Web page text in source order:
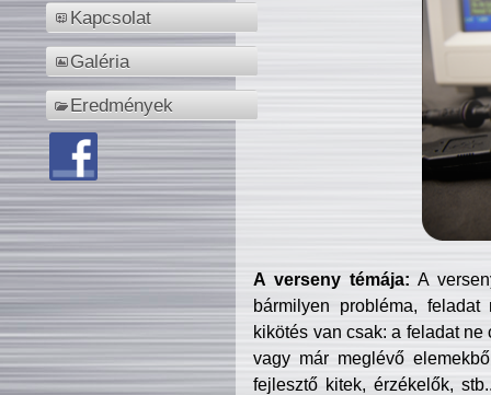
Kapcsolat
Galéria
Eredmények
A verseny témája: A
bármilyen probléma, feladat
kikötés van csak: a feladat
vagy már meglévő
fejlesztő kitek, érzékelők,